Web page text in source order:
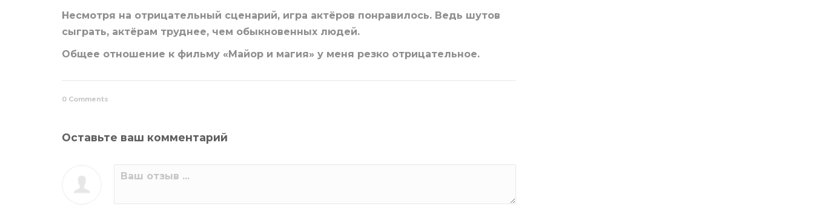
Несмотря на отрицательный сценарий, игра актёров понравилось. Ведь шутов
сыграть, актёрам труднее, чем обыкновенных людей.
Общее отношение к фильму «Майор и магия» у меня резко отрицательное.
0 Comments
Оставьте ваш комментарий